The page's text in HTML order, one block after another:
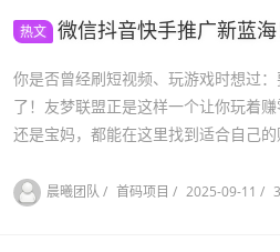
热文 微信抖音快手推广新蓝海
你是否曾经刷短视频、玩游戏时想过
了！友梦联盟正是这样一个让你玩着
还是宝妈，都能在这里找到适合自己
晨曦团队 / 首码项目 / 2025-09-11 /